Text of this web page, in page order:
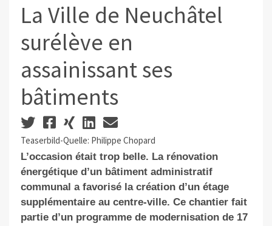
La Ville de Neuchâtel
surélève en
assainissant ses
bâtiments
Teaserbild-Quelle: Philippe Chopard
L’occasion était trop belle. La rénovation
énergétique d’un bâtiment administratif
communal a favorisé la création d’un étage
supplémentaire au centre-ville. Ce chantier fait
partie d’un programme de modernisation de 17